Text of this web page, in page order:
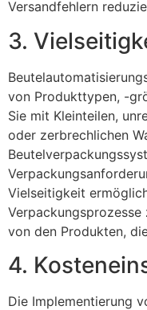
Versandfehlern
3.
von Produkttypen, -
Sie mit Kleinteilen,
oder zerbrechlichen
Vielseitigkeit
von den Produkten,
4.
Die Implementierung